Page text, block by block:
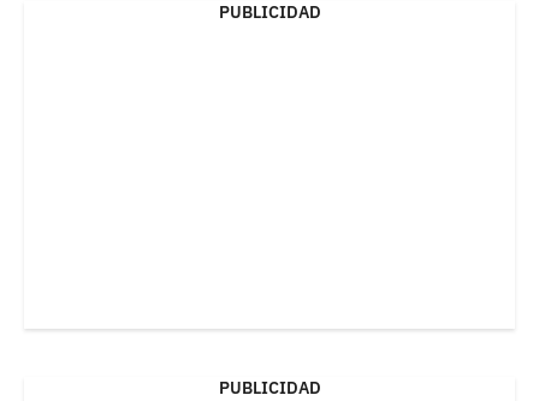
PUBLICIDAD
PUBLICIDAD